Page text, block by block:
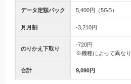
データ定額パック 5,400円（5GB）
月月割 -3,210円
のりかえ下取り
-720円
※機種によって異なり
合計 9,090円